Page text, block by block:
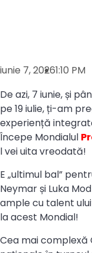
iunie 7, 20261:10 PM
De azi, 7 iunie, și
pe 19 iulie, ți-am
experiență
Începe Mondialul
l vei uita vreodată!
E „ultimul bal”
Neymar și Luka
ample cu talent
la acest Mondial!
Cea mai complexă